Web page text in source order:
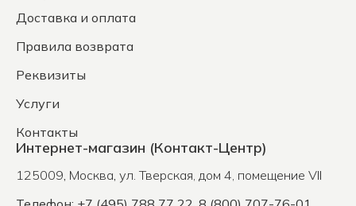
Доставка и оплата
Правила возврата
Реквизиты
Услуги
Контакты
Интернет-магазин (Контакт-Центр)
125009, Москва, ул. Тверская, дом 4, помещение VII